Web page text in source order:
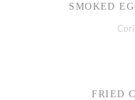
SMOKED
FRIED